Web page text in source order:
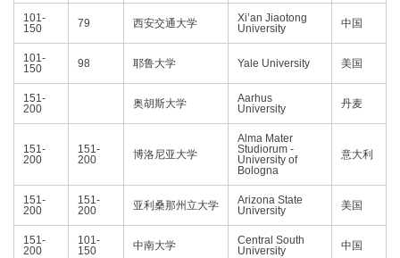
101-
150
79 西安交通大学
Xi’an Jiaotong
University
中国
101-
150
98 耶鲁大学 Yale University 美国
151-
200
奥胡斯大学
Aarhus
University
丹麦
151-
200
151-
200
博洛尼亚大学
Alma Mater
Studiorum -
University of
Bologna
意大利
151-
200
151-
200
亚利桑那州立大学
Arizona State
University
美国
151-
200
101-
150
中南大学
Central South
University
中国